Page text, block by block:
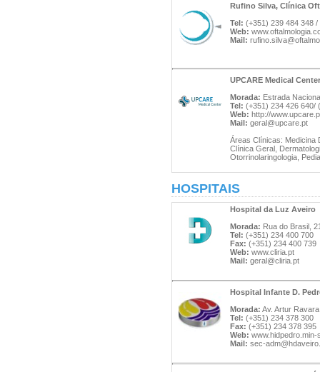
Rufino Silva, Clínica
Tel: (+351) 239 484 348
Web:
Mail:
UPCARE Medical Center
Morada: Estrada
Tel: (+351) 234 426 640/
Web: http://
Mail: geral@upcare.pt
Áreas Clínicas: Medicina
Clínica Geral,
Otorrinolaringologia,
HOSPITAIS
Hospital da Luz Aveiro
Morada: Rua do Brasil,
Tel: (+351) 234 400 700
Fax: (+351) 234 400 739
Web: www.cliria.pt
Mail: geral@cliria.pt
Hospital Infante D.
Morada: Av. Artur
Tel: (+351) 234 378 300
Fax: (+351) 234 378 395
Web: www.hidpedro.min-
Mail: sec-